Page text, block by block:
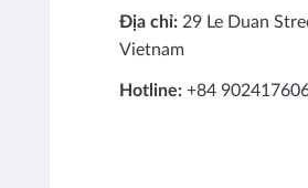
Địa chỉ: 29 Le Duan
Vietnam
Hotline: +84